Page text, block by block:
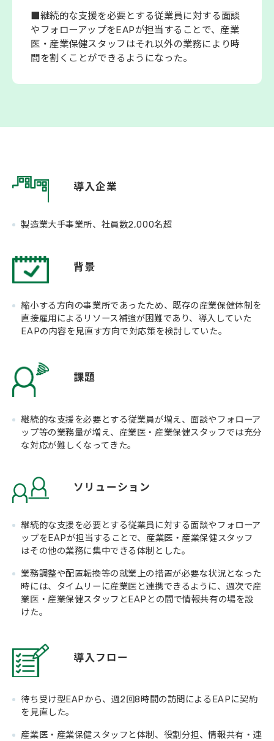
■継続的な支援を必要とする従業員に対する面談
やフォローアップをEAPが担当することで、産業
医・産業保健スタッフはそれ以外の業務により時
間を割くことができるようになった。
導入企業
製造業大手事業所、社員数2,000名超
背景
縮小する方向の事業所であったため、既存の産業保健体制を
直接雇用によるリソース補強が困難であり、導入していた
EAPの内容を見直す方向で対応策を検討していた。
課題
継続的な支援を必要とする従業員が増え、面談やフォローア
ップ等の業務量が増え、産業医・産業保健スタッフでは充分
な対応が難しくなってきた。
ソリューション
継続的な支援を必要とする従業員に対する面談やフォローア
ップをEAPが担当することで、産業医・産業保健スタッフ
はその他の業務に集中できる体制とした。
業務調整や配置転換等の就業上の措置が必要な状況となった
時には、タイムリーに産業医と連携できるように、週次で産
業医・産業保健スタッフとEAPとの間で情報共有の場を設
けた。
導入フロー
待ち受け型EAPから、週2回8時間の訪問によるEAPに契約
を見直した。
産業医・産業保健スタッフと体制、役割分担、情報共有・連